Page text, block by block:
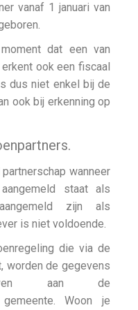
vanaf 1 januari van
dat een van
ook een fiscaal
dus niet enkel bij de
ook bij erkenning op
wanneer
staat als
zijn als
is niet voldoende.
die via de
worden de gegevens
aan de
Woon je